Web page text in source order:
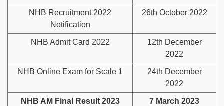
NHB Recruitment 2022
Notification
26th October 2022
NHB Admit Card 2022
12th December
2022
NHB Online Exam for Scale 1
24th December
2022
NHB AM Final Result 2023 7 March 2023